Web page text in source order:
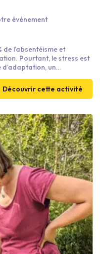
événement
de l’absentéisme et
Pourtant, le stress est
d’adaptation, un
négative. Quelles sont les
de stress ? Ces ateliers
Découvrir cette activité